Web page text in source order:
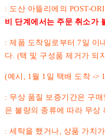
: 도산 아뜰리에의 POST-
비 단계에서는 주문 취소가
: 제품 도착일로부터 7일 이
다. (택 및 구성품 제거가 되
(예시, 1월 1일 택배 도착 ->
: 무상 품질 보증기간은 구
은 불량의 종류에 따라 무상
: 세탁을 했거나, 상품 가치